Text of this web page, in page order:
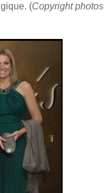
(Copyright